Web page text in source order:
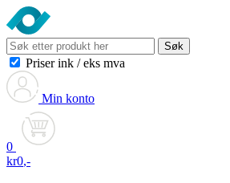
Søk
Priser ink / eks mva
Min konto
0
kr0,-